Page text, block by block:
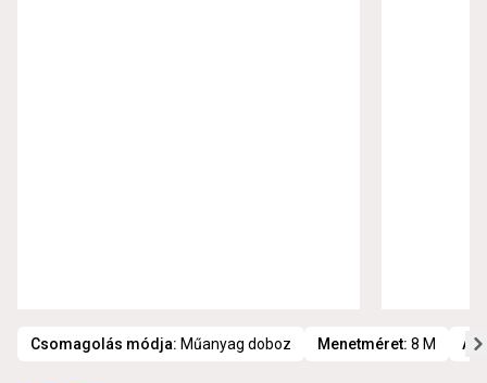
Csomagolás módja: Műanyag doboz Menetméret: 8 M